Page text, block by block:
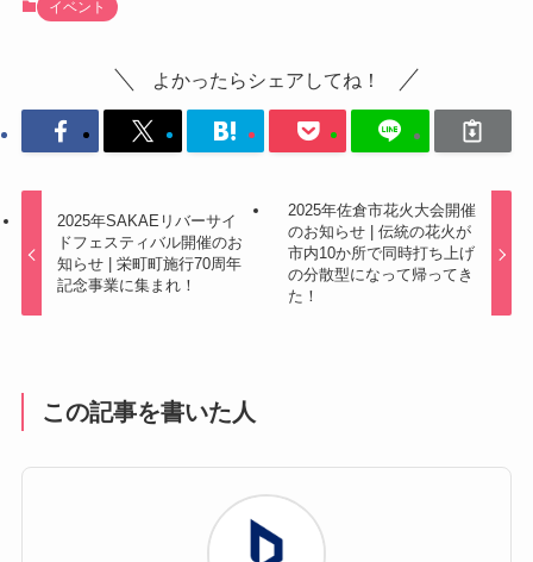
イベント
よかったらシェアしてね！
2025年SAKAEリバーサイ
ドフェスティバル開催のお
知らせ | 栄町町施行70周年
記念事業に集まれ！
2025年佐倉市花火大会開催
のお知らせ | 伝統の花火が
市内10か所で同時打ち上げ
の分散型になって帰ってき
た！
この記事を書いた人